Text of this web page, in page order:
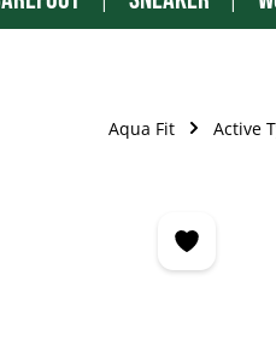
Aqua Fit Active